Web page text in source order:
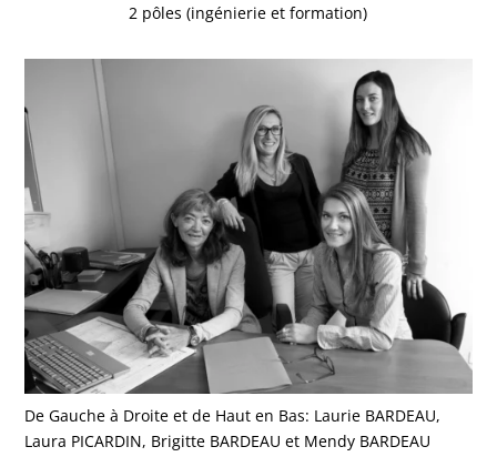
2 pôles (ingénierie et formation)
De Gauche à Droite et de Haut en Bas: Laurie BARDEAU,
Laura PICARDIN, Brigitte BARDEAU et Mendy BARDEAU